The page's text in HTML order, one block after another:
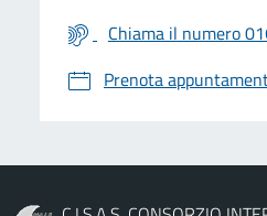
Chiama il numero
Prenota